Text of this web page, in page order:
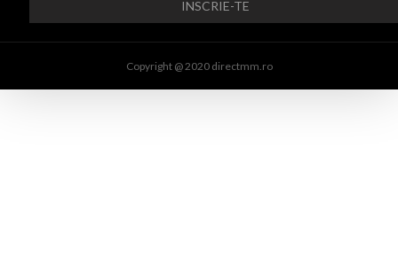
Copyright @ 2020 directmm.ro